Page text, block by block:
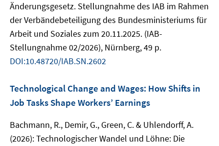
Änderungsgesetz. Stellungnahme des IAB im Rahmen
der Verbändebeteiligung des Bundesministeriums für
Arbeit und Soziales zum 20.11.2025. (IAB-
Stellungnahme 02/2026), Nürnberg, 49 p.
DOI:10.48720/IAB.SN.2602
Technological Change and Wages: How Shifts in
Job Tasks Shape Workers’ Earnings
Bachmann, R., Demir, G., Green, C. & Uhlendorff, A.
(2026): Technologischer Wandel und Löhne: Die